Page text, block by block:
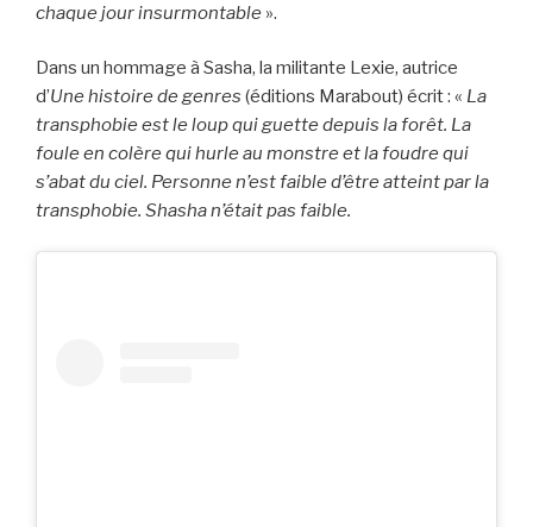
chaque jour insurmontable ».
Dans un hommage à Sasha, la militante Lexie, autrice
d’Une histoire de genres (éditions Marabout) écrit : « La
transphobie est le loup qui guette depuis la forêt. La
foule en colère qui hurle au monstre et la foudre qui
s’abat du ciel. Personne n’est faible d’être atteint par la
transphobie. Shasha n’était pas faible.